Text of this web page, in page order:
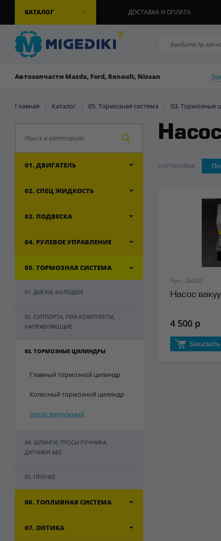
КАТАЛОГ ДОСТАВКА И ОПЛАТА
Автозапчасти Mazda, Ford, Renault, Nissan
Главная | Каталог | 05. Тормозная система | 03. Тормозные
01. ДВИГАТЕЛЬ
02. СПЕЦ ЖИДКОСТЬ
03. ПОДВЕСКА
04. РУЛЕВОЕ УПРАВЛЕНИЕ
05. ТОРМОЗНАЯ СИСТЕМА
01. ДИСКИ, КОЛОДКИ
02. СУППОРТА, РЕМ-КОМПЛЕКТЫ,
НАПРАВЛЯЮЩИЕ
03. ТОРМОЗНЫЕ ЦИЛИНДРЫ
Главный тормозной цилиндр
Колесный тормозной цилиндр
Насос вакуумный
04. ШЛАНГИ, ТРОСЫ РУЧНИКА,
ДАТЧИКИ АБС
05. ПРОЧЕЕ
06. ТОПЛИВНАЯ СИСТЕМА
07. ОПТИКА
СОРТИРОВКА:
Арт.: 26020
Насос
4 500 р
Заказать